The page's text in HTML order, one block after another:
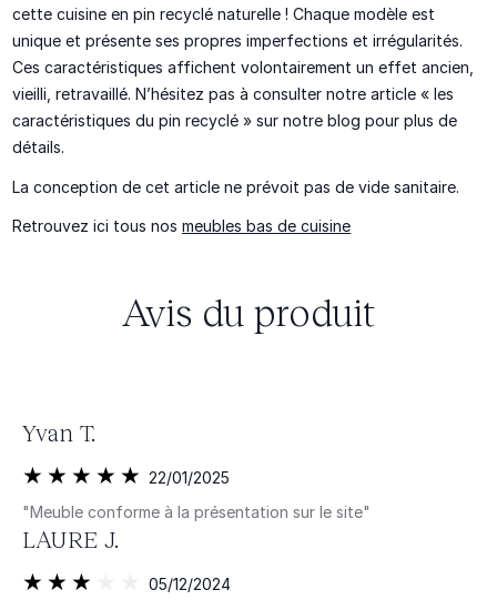
cette cuisine en pin recyclé naturelle ! Chaque modèle est
unique et présente ses propres imperfections et irrégularités.
Ces caractéristiques affichent volontairement un effet ancien,
vieilli, retravaillé. N’hésitez pas à consulter notre article « les
caractéristiques du pin recyclé » sur notre blog pour plus de
détails.
La conception de cet article ne prévoit pas de vide sanitaire.
Retrouvez ici tous nosmeubles bas de cuisine
Avis du produit
Yvan T.
22/01/2025
"Meuble conforme à la présentation sur le site"
LAURE J.
05/12/2024